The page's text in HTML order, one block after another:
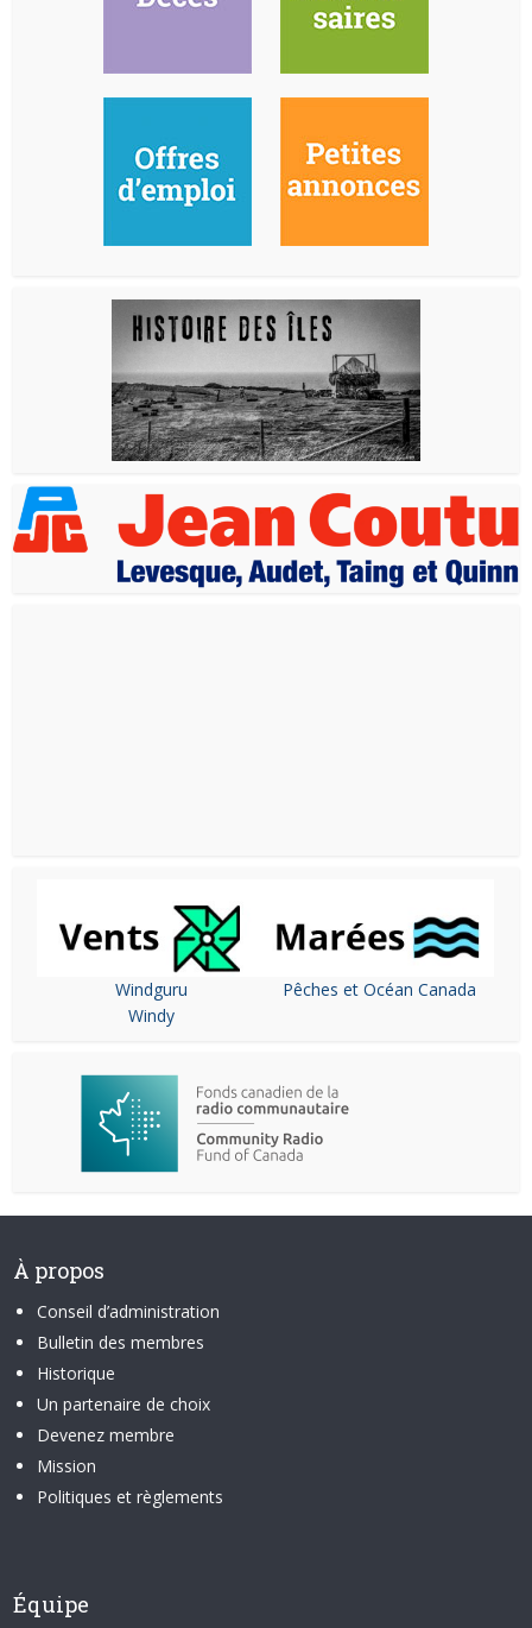
Windguru
Windy
Pêches et Océan Canada
À propos
Conseil d’administration
Bulletin des membres
Historique
Un partenaire de choix
Devenez membre
Mission
Politiques et règlements
Équipe